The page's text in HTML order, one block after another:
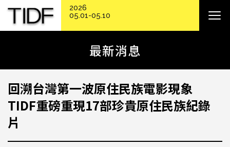
最新消息
回溯台灣第一波原住民族電影現象
TIDF重磅重現17部珍貴原住民族紀錄
片
2026
05.01-05.10